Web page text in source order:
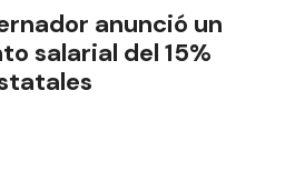
anunció un
salarial del 15%